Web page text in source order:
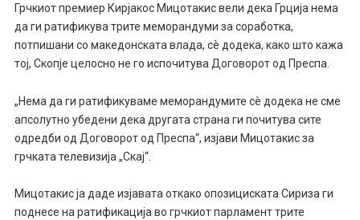
Грчкиот премиер Кирјакос Мицотакис вели дека Грција нема
да ги ратификува трите меморандуми за соработка,
потпишани со македонската влада, сè додека, како што кажа
тој, Скопје целосно не го испочитува Договорот од Преспа.
„Нема да ги ратификуваме меморандумите сè додека не сме
апсолутно убедени дека другата страна ги почитува сите
одредби од Договорот од Преспа“, изјави Мицотакис за
грчката телевизија „Скај“.
Мицотакис ја даде изјавата откако опозициската Сириза ги
поднесе на ратификација во грчкиот парламент трите